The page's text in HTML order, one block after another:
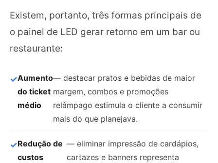
Existem, portanto, três formas principais de
o painel de LED gerar retorno em um bar ou
restaurante:
Aumento
do ticket
médio
— destacar pratos e bebidas de maior
margem, combos e promoções
relâmpago estimula o cliente a consumir
mais do que planejava.
Redução de
custos
— eliminar impressão de cardápios,
cartazes e banners representa